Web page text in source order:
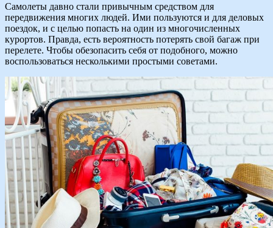
Самолеты давно стали привычным средством для
передвижения многих людей. Ими пользуются и для деловых
поездок, и с целью попасть на один из многочисленных
курортов. Правда, есть вероятность потерять свой багаж при
перелете. Чтобы обезопасить себя от подобного, можно
воспользоваться несколькими простыми советами.